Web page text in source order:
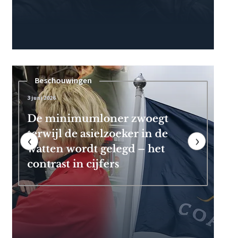
Pensioen
7 mei 2026
Frans Timmermans kan vroeg
met pensioen dankzij royale
EU-uitkering
‹ ›